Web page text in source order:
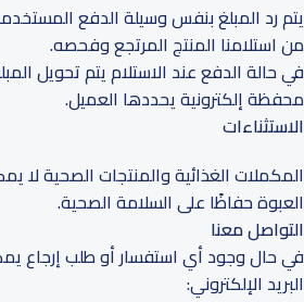
يتم رد المبلغ بنفس وسيلة الدفع
من استلامنا المنتج المرتجع وفحصه.
في حالة الدفع عند الاستلام يتم تحويل
محفظة إلكترونية يحددها العميل.
الاستثناءات
المكملات الغذائية والمنتجات الصحية لا
العبوة حفاظًا على السلامة الصحية.
التواصل معنا
في حال وجود أي استفسار أو طلب إرجاع
البريد الإلكتروني: